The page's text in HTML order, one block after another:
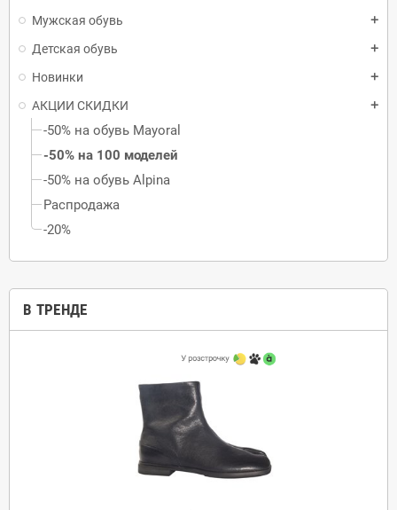
Мужская обувь add
Детская обувь add
Новинки add
АКЦИИ СКИДКИ add
-50% на обувь Mayoral
-50% на 100 моделей
-50% на обувь Alpina
Распродажа
-20%
В ТРЕНДЕ